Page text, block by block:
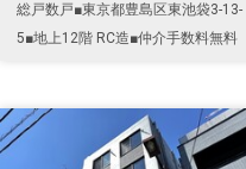
総戸数戸■東京都豊島区東池袋3-13-
5■地上12階 RC造■仲介手数料無料